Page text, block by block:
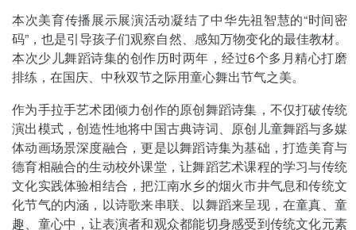
本次美育传播展示展演活动凝结了中华先祖智慧的“时间密
码”，也是引导孩子们观察自然、感知万物变化的最佳教材。
本次少儿舞蹈诗集的创作历时两年，经过6个多月精心打磨
排练，在国庆、中秋双节之际用童心舞出节气之美。
作为手拉手艺术团倾力创作的原创舞蹈诗集，不仅打破传统
演出模式，创造性地将中国古典诗词、原创儿童舞蹈与多媒
体动画场景深度融合，更是以舞蹈诗集为基础，打造美育与
德育相融合的生动校外课堂，让舞蹈艺术课程的学习与传统
文化实践体验相结合，把江南水乡的烟火市井气息和传统文
化节气的内涵，以诗歌来串联、以舞蹈来呈现，在童真、童
趣、童心中，让表演者和观众都能切身感受到传统文化元素